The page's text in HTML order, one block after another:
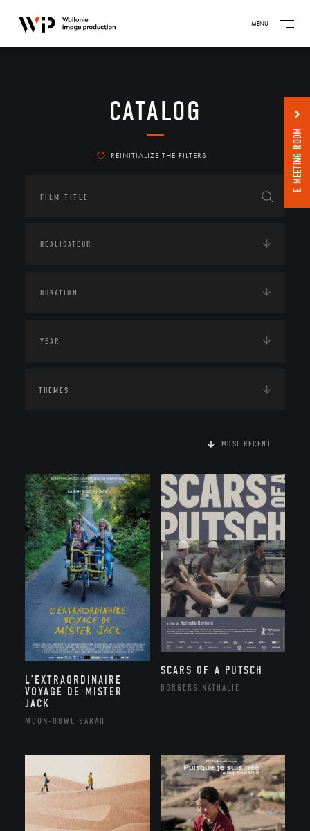
MENU
CATALOG
RÉINITIALIZE THE FILTERS
THEMES
MOST RECENT
L’EXTRAORDINAIRE
VOYAGE DE MISTER
JACK
MOON-HOWE SARAH
SCARS OF A PUTSCH
BORGERS NATHALIE
E-MEETING ROOM